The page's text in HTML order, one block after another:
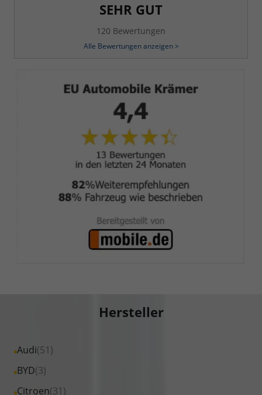
SEHR GUT
120 Bewertungen
Alle Bewertungen anzeigen >
Hersteller
Audi(51)
Alle
Fahrzeuge
BYD(3)
Alle
Fahrzeuge
Citroen(31)
Alle